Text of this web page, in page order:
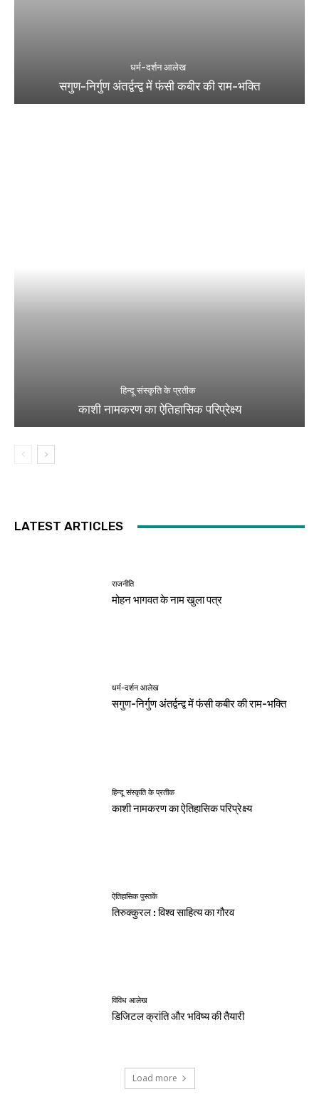
धर्म-दर्शन आलेख
सगुण-निर्गुण अंतर्द्वन्द्व में फंसी कबीर की राम-भक्ति
हिन्दू संस्कृति के प्रतीक
काशी नामकरण का ऐतिहासिक परिप्रेक्ष्य
LATEST ARTICLES
राजनीति
मोहन भागवत के नाम खुला पत्र
धर्म-दर्शन आलेख
सगुण-निर्गुण अंतर्द्वन्द्व में फंसी कबीर की राम-भक्ति
हिन्दू संस्कृति के प्रतीक
काशी नामकरण का ऐतिहासिक परिप्रेक्ष्य
ऐतिहासिक पुस्तकें
तिरुक्कुरल : विश्व साहित्य का गौरव
विविध आलेख
डिजिटल क्रांति और भविष्य की तैयारी
Load more